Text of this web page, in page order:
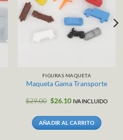
FIGURAS MAQUETA
Maqueta Gama Transporte
$29.00 El
era:
$29.00.
$26.10El
es:
$26.10.
IVA INCLUIDO
AÑADIR AL CARRITO